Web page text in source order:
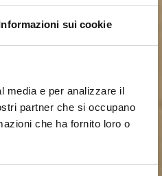
sui cookie
media e per analizzare il
partner che si occupano
che ha fornito loro o